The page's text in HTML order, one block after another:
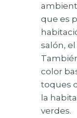
que es
salón,
color
toques
la
verdes.